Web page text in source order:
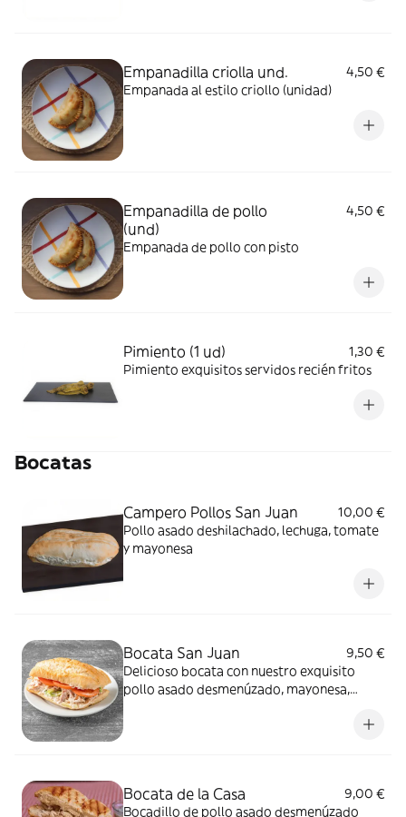
Empanadilla criolla und.
4,50 €
Empanada al estilo criollo (unidad)
Empanadilla de pollo
(und)
4,50 €
Empanada de pollo con pisto
Pimiento (1 ud)
1,30 €
Pimiento exquisitos servidos recién fritos
Bocatas
Campero Pollos San Juan
10,00 €
Pollo asado deshilachado, lechuga, tomate
y mayonesa
Bocata San Juan
9,50 €
Delicioso bocata con nuestro exquisito
pollo asado desmenúzado, mayonesa,
Bocata de la Casa
9,00 €
Bocadillo de pollo asado desmenúzado